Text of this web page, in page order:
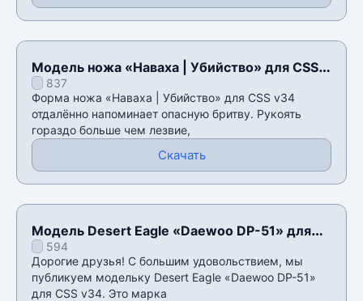
Модель ножа «Наваха | Убийство» для CSS
v34837
Форма ножа «Наваха | Убийство» для CSS v34
отдалённо напоминает опасную бритву. Рукоять
гораздо больше чем лезвие,
Скачать
Модель Desert Eagle «Daewoo DP-51» для
CSS v34
594
Дорогие друзья! С большим удовольствием, мы
публикуем модельку Desert Eagle «Daewoo DP-51»
для CSS v34. Это марка